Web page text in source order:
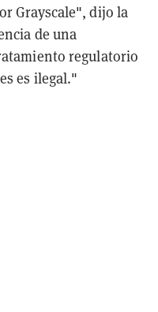
Grayscale", dijo la
de una
regulatorio
es ilegal."